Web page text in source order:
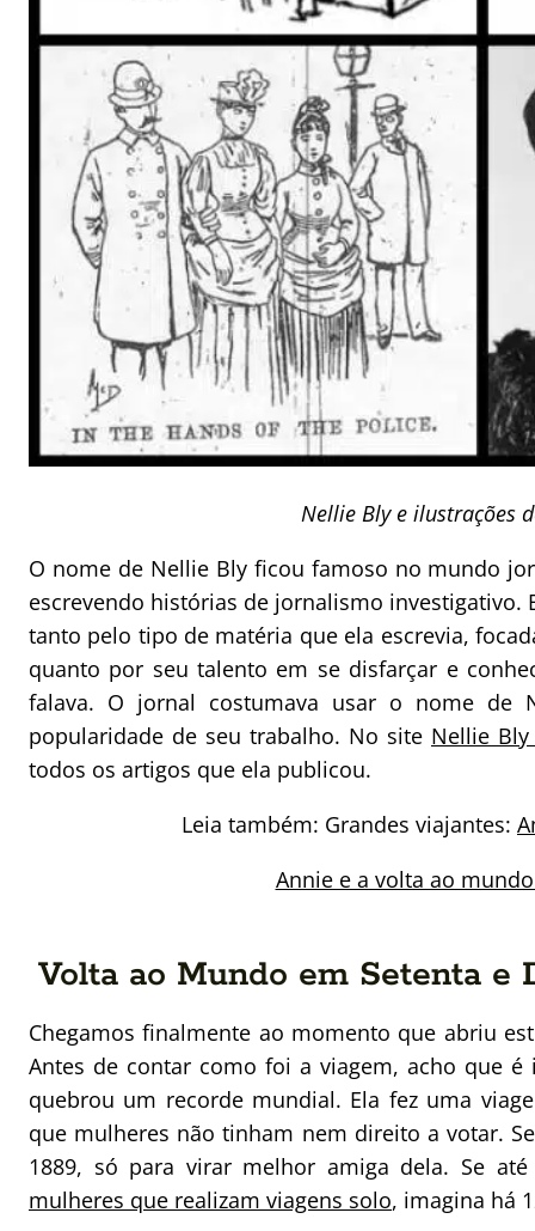
Nellie Bly e ilustrações
O nome de Nellie Bly ficou famoso no mundo
escrevendo histórias de jornalismo investigativo.
tanto pelo tipo de matéria que ela escrevia,
quanto por seu talento em se disfarçar e
falava. O jornal costumava usar o nome de
popularidade de seu trabalho. No site Nellie
todos os artigos que ela publicou.
Leia também: Grandes viajantes:
Annie e a volta ao
Volta ao Mundo em Setenta e
Chegamos finalmente ao momento que abriu
Antes de contar como foi a viagem, acho que
quebrou um recorde mundial. Ela fez uma
que mulheres não tinham nem direito a votar.
1889, só para virar melhor amiga dela. Se
mulheres que realizam viagens solo, imagina há